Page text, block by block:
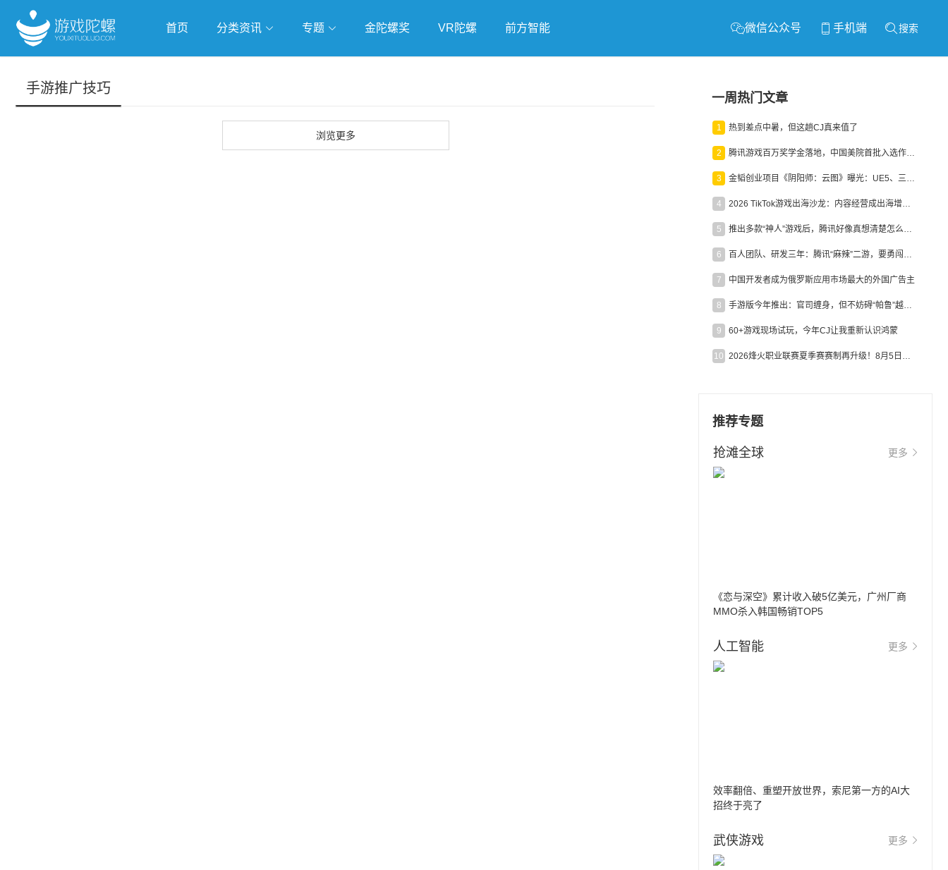
首页 分类资讯 专题 金陀螺奖 VR陀螺 前方智能 微信公众号 手机端 搜索
手游推广技巧
浏览更多
一周热门文章
1 热到差点中暑，但这趟CJ真来值了
2 腾讯游戏百万奖学金落地，中国美院首批入选作品获业内关注
3 金韬创业项目《阴阳师：云图》曝光：UE5、三端互通、ARPG
4 2026 TikTok游戏出海沙龙：内容经营成出海增长新引擎
5 推出多款“神人”游戏后，腾讯好像真想清楚怎么做二次元了
6 百人团队、研发三年：腾讯“麻辣”二游，要勇闯男性恋爱市场
7 中国开发者成为俄罗斯应用市场最大的外国广告主
8 手游版今年推出：官司缠身，但不妨碍“帕鲁”越来越火
9 60+游戏现场试玩，今年CJ让我重新认识鸿蒙
10 2026烽火职业联赛夏季赛赛制再升级！8月5日起24支战队集结开战！
推荐专题
抢滩全球 更多
《恋与深空》累计收入破5亿美元，广州厂商
MMO杀入韩国畅销TOP5
人工智能 更多
效率翻倍、重塑开放世界，索尼第一方的AI大
招终于亮了
武侠游戏 更多